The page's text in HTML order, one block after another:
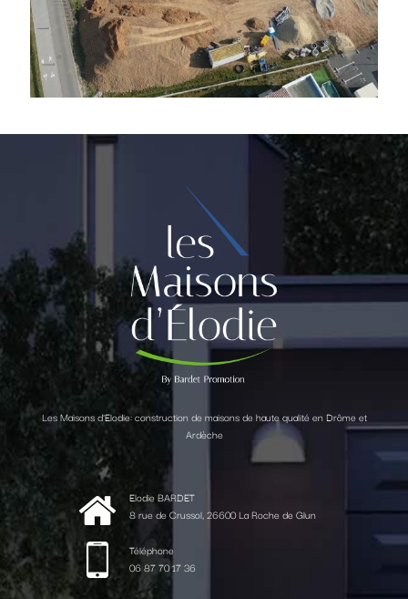
Les Maisons d'Elodie: construction de maisons de haute qualité en Drôme et
Ardèche
Elodie BARDET
8 rue de Crussol, 26600 La Roche de Glun
Téléphone
06 87 70 17 36